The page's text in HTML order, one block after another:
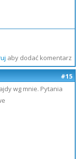
aby dodać komentarz
#15
wg mnie. Pytania